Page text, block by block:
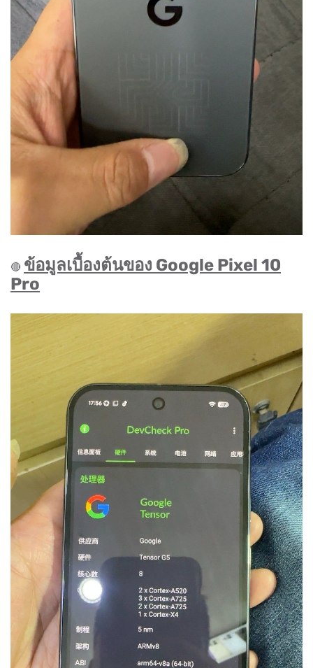
🔴 ข้อมูลเบื้องต้นของ Google Pixel 10
Pro